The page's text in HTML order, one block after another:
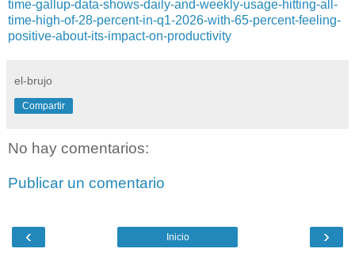
time-gallup-data-shows-daily-and-weekly-usage-hitting-all-
time-high-of-28-percent-in-q1-2026-with-65-percent-feeling-
positive-about-its-impact-on-productivity
el-brujo
Compartir
No hay comentarios:
Publicar un comentario
‹ ›
Inicio